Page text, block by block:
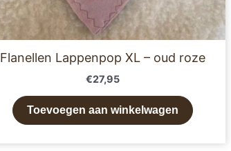
Flanellen Lappenpop XL – oud roze
€27,95
Toevoegen aan winkelwagen